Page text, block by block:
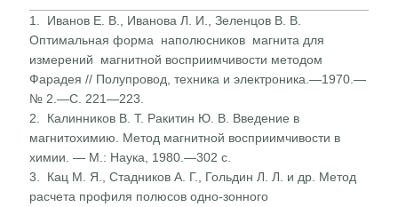
1. Иванов Е. В., Иванова Л. И., Зеленцов В. В.
Оптимальная форма наполюсников магнита для
измерений магнитной восприимчивости методом
Фарадея // Полупровод, техни­ка и электроника.—1970.—
№ 2.—С. 221—223.
2. Калинников В. Т. Ракитин Ю. В. Введение в
магнитохимию. Метод магнитной восприимчивости в
химии. — М.: Наука, 1980.—302 с.
3. Кац М. Я., Стадников А. Г., Гольдин Л. Л. и др. Метод
расчета профиля полюсов одно-зонного